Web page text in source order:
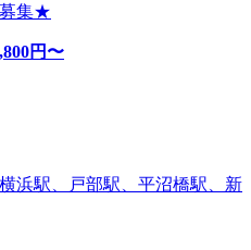
募集★
円〜
浜駅、戸部駅、平沼橋駅、新